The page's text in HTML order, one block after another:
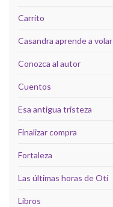
Carrito
Casandra aprende a volar
Conozca al autor
Cuentos
Esa antigua tristeza
Finalizar compra
Fortaleza
Las últimas horas de Otí
Libros